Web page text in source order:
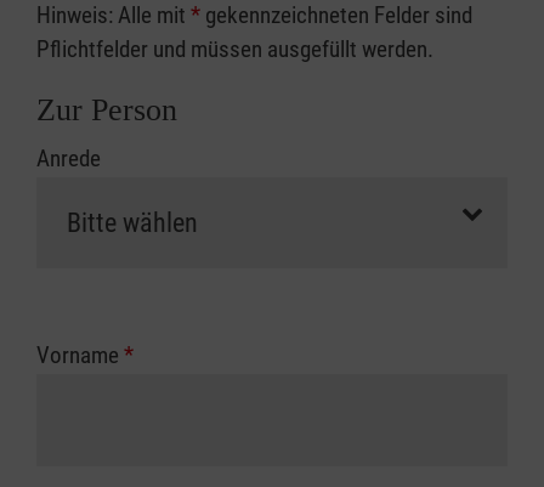
Hinweis: Alle mit * gekennzeichneten Felder sind
Pflichtfelder und müssen ausgefüllt werden.
Zur Person
Anrede
Vorname *